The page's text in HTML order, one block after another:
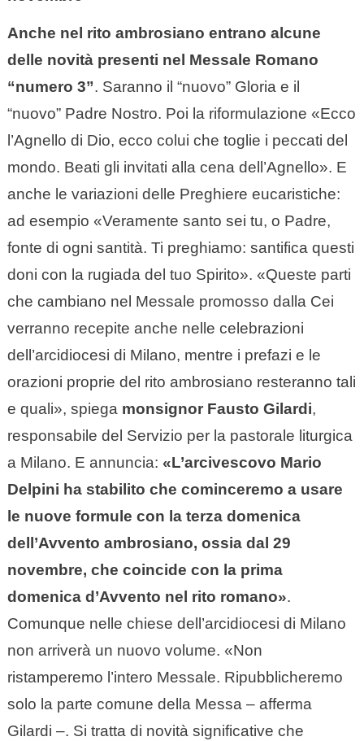
Anche nel rito ambrosiano entrano alcune
delle novità presenti nel Messale Romano
“numero 3”. Saranno il “nuovo” Gloria e il
“nuovo” Padre Nostro. Poi la riformulazione «Ecco
l’Agnello di Dio, ecco colui che toglie i peccati del
mondo. Beati gli invitati alla cena dell’Agnello». E
anche le variazioni delle Preghiere eucaristiche:
ad esempio «Veramente santo sei tu, o Padre,
fonte di ogni santità. Ti preghiamo: santifica questi
doni con la rugiada del tuo Spirito». «Queste parti
che cambiano nel Messale promosso dalla Cei
verranno recepite anche nelle celebrazioni
dell’arcidiocesi di Milano, mentre i prefazi e le
orazioni proprie del rito ambrosiano resteranno tali
e quali», spiega monsignor Fausto Gilardi,
responsabile del Servizio per la pastorale liturgica
a Milano. E annuncia: «L’arcivescovo Mario
Delpini ha stabilito che cominceremo a usare
le nuove formule con la terza domenica
dell’Avvento ambrosiano, ossia dal 29
novembre, che coincide con la prima
domenica d’Avvento nel rito romano».
Comunque nelle chiese dell’arcidiocesi di Milano
non arriverà un nuovo volume. «Non
ristamperemo l’intero Messale. Ripubblicheremo
solo la parte comune della Messa – afferma
Gilardi –. Si tratta di novità significative che